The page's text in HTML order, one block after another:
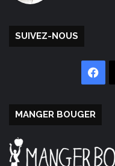
SUIVEZ-NOUS
MANGER BOUGER